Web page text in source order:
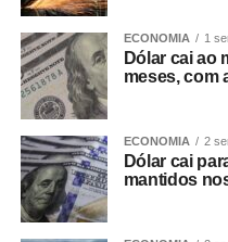
ECONOMIA 1
Dólar cai ao
meses, com
ECONOMIA 2
Dólar cai
mantidos